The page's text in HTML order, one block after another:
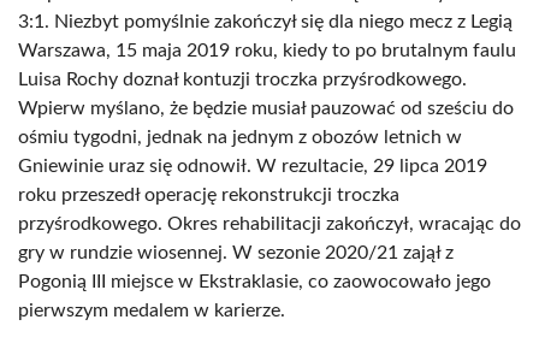
3:1. Niezbyt pomyślnie zakończył się dla niego mecz z Legią
Warszawa, 15 maja 2019 roku, kiedy to po brutalnym faulu
Luisa Rochy doznał kontuzji troczka przyśrodkowego.
Wpierw myślano, że będzie musiał pauzować od sześciu do
ośmiu tygodni, jednak na jednym z obozów letnich w
Gniewinie uraz się odnowił. W rezultacie, 29 lipca 2019
roku przeszedł operację rekonstrukcji troczka
przyśrodkowego. Okres rehabilitacji zakończył, wracając do
gry w rundzie wiosennej. W sezonie 2020/21 zajął z
Pogonią III miejsce w Ekstraklasie, co zaowocowało jego
pierwszym medalem w karierze.